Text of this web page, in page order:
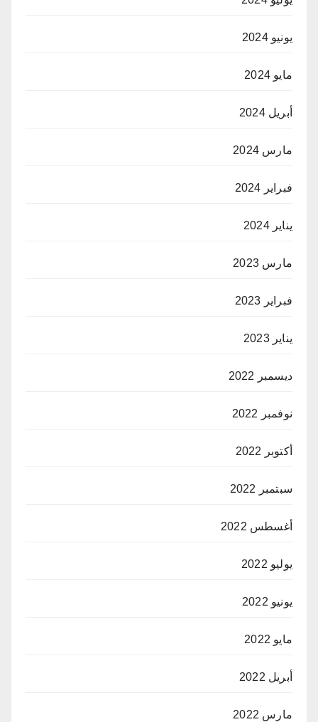
يونيو 2024
مايو 2024
أبريل 2024
مارس 2024
فبراير 2024
يناير 2024
مارس 2023
فبراير 2023
يناير 2023
ديسمبر 2022
نوفمبر 2022
أكتوبر 2022
سبتمبر 2022
أغسطس 2022
يوليو 2022
يونيو 2022
مايو 2022
أبريل 2022
مارس 2022